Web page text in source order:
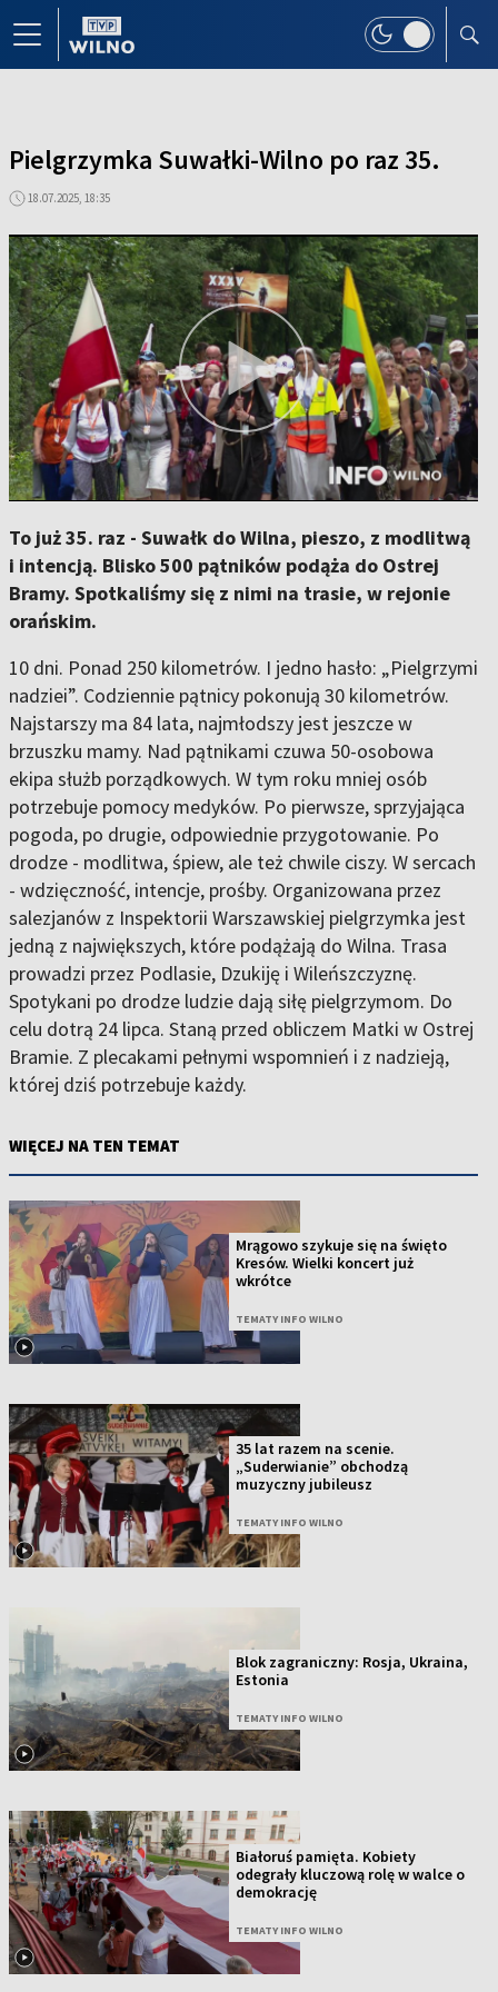
Pielgrzymka Suwałki-Wilno po raz 35.
18.07.2025, 18:35
To już 35. raz - Suwałk do Wilna, pieszo, z modlitwą
i intencją. Blisko 500 pątników podąża do Ostrej
Bramy. Spotkaliśmy się z nimi na trasie, w rejonie
orańskim.
10 dni. Ponad 250 kilometrów. I jedno hasło: „Pielgrzymi
nadziei”. Codziennie pątnicy pokonują 30 kilometrów.
Najstarszy ma 84 lata, najmłodszy jest jeszcze w
brzuszku mamy. Nad pątnikami czuwa 50-osobowa
ekipa służb porządkowych. W tym roku mniej osób
potrzebuje pomocy medyków. Po pierwsze, sprzyjająca
pogoda, po drugie, odpowiednie przygotowanie. Po
drodze - modlitwa, śpiew, ale też chwile ciszy. W sercach
- wdzięczność, intencje, prośby. Organizowana przez
salezjanów z Inspektorii Warszawskiej pielgrzymka jest
jedną z największych, które podążają do Wilna. Trasa
prowadzi przez Podlasie, Dzukiję i Wileńszczyznę.
Spotykani po drodze ludzie dają siłę pielgrzymom. Do
celu dotrą 24 lipca. Staną przed obliczem Matki w Ostrej
Bramie. Z plecakami pełnymi wspomnień i z nadzieją,
której dziś potrzebuje każdy.
WIĘCEJ NA TEN TEMAT
Mrągowo szykuje się na święto
Kresów. Wielki koncert już
wkrótce
TEMATY INFO WILNO
35 lat razem na scenie.
„Suderwianie” obchodzą
muzyczny jubileusz
TEMATY INFO WILNO
Blok zagraniczny: Rosja, Ukraina,
Estonia
TEMATY INFO WILNO
Białoruś pamięta. Kobiety
odegrały kluczową rolę w walce o
demokrację
TEMATY INFO WILNO